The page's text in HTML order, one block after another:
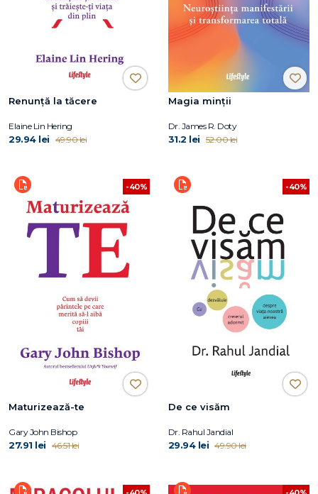
Renunță la tăcere
Elaine Lin Hering
29.94 lei 49.90 lei
Magia minții
Dr. James R. Doty
31.2 lei 52.00 lei
-40%
Maturizează-te
Gary John Bishop
27.91 lei 46.51 lei
-40%
De ce visăm
Dr. Rahul Jandial
29.94 lei 49.90 lei